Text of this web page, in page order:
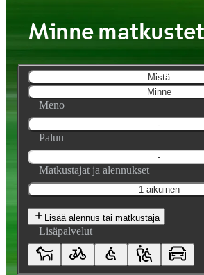
Minne
Mistä
Minne
Meno
-
Paluu
-
Matkustajat ja alennukset
1 aikuinen
Lisää alennus tai matkustaja
Lisäpalvelut